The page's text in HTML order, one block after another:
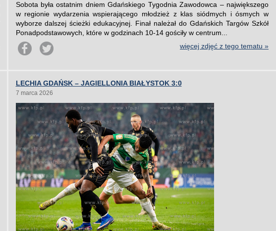
Sobota była ostatnim dniem Gdańskiego Tygodnia Zawodowca – największego
w regionie wydarzenia wspierającego młodzież z klas siódmych i ósmych w
wyborze dalszej ścieżki edukacyjnej. Finał należał do Gdańskich Targów Szkół
Ponadpodstawowych, które w godzinach 10-14 gościły w centrum...
więcej zdjęć z tego tematu »
LECHIA GDAŃSK – JAGIELLONIA BIAŁYSTOK 3:0
7 marca 2026